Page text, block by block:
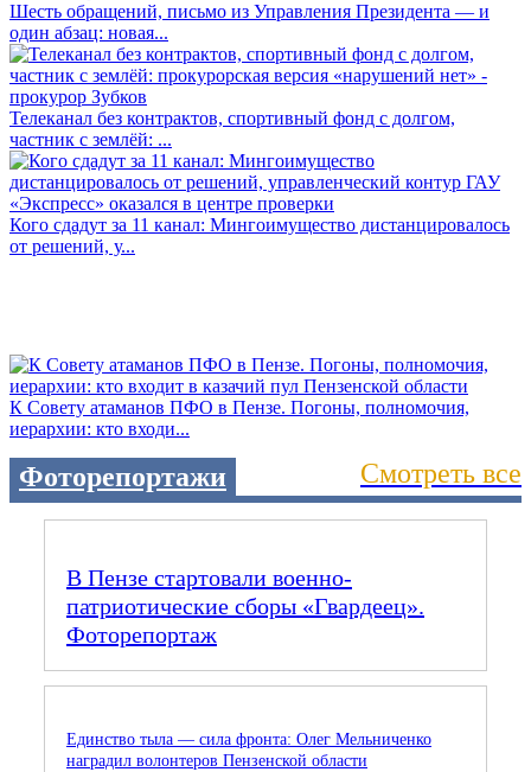
Шесть обращений, письмо из Управления Президента — и
один абзац: новая...
Телеканал без контрактов, спортивный фонд с долгом,
частник с землёй: ...
Кого сдадут за 11 канал: Мингоимущество дистанцировалось
от решений, у...
К Совету атаманов ПФО в Пензе. Погоны, полномочия,
иерархии: кто входи...
Фоторепортажи Смотреть все
В Пензе стартовали военно-
патриотические сборы «Гвардеец».
Фоторепортаж
Единство тыла — сила фронта: Олег Мельниченко
наградил волонтеров Пензенской области